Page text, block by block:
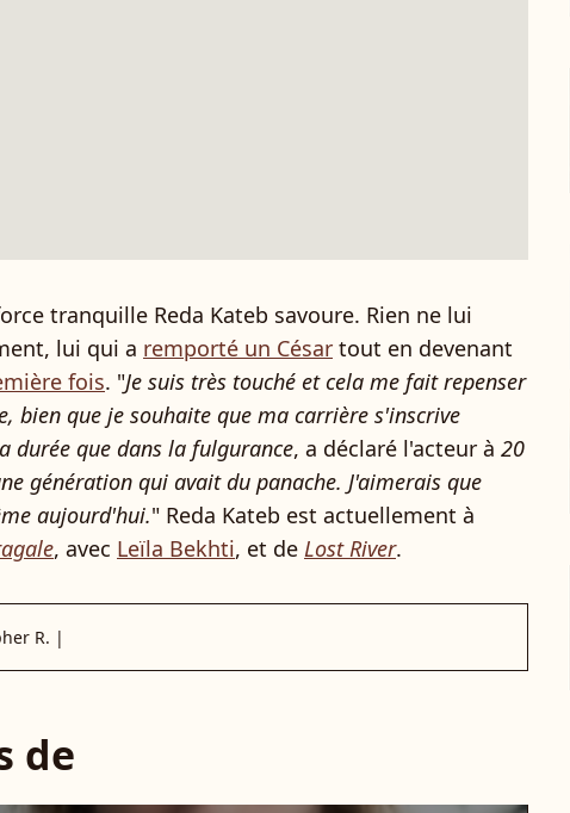
tranquille Reda Kateb savoure. Rien ne lui
lui qui a remporté un César tout en devenant
fois. "Je suis très touché et cela me fait repenser
bien que je souhaite que ma carrière s'inscrive
durée que dans la fulgurance, a déclaré l'acteur à 20
génération qui avait du panache. J'aimerais que
aujourd'hui." Reda Kateb est actuellement à
, avec Leïla Bekhti, et de Lost River.
R. |
de